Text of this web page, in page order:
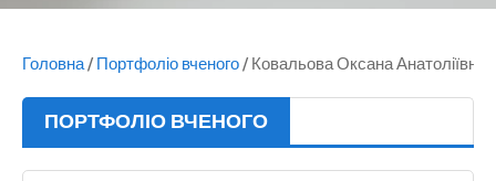
Головна/ Портфоліо вченого/ Ковальова Оксана Анатоліївна
ПОРТФОЛІО ВЧЕНОГО